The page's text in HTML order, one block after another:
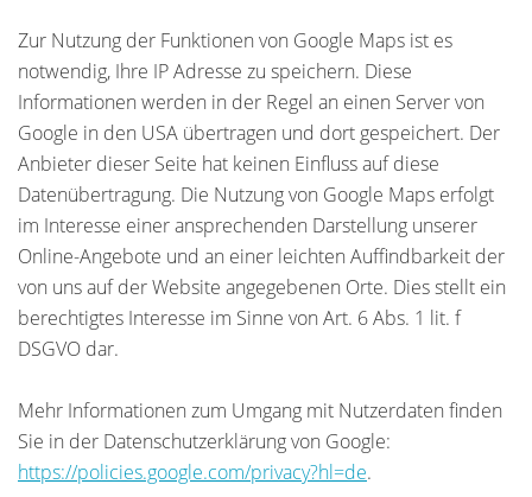
Zur Nutzung der Funktionen von Google Maps ist es
notwendig, Ihre IP Adresse zu speichern. Diese
Informationen werden in der Regel an einen Server von
Google in den USA übertragen und dort gespeichert. Der
Anbieter dieser Seite hat keinen Einfluss auf diese
Datenübertragung. Die Nutzung von Google Maps erfolgt
im Interesse einer ansprechenden Darstellung unserer
Online-Angebote und an einer leichten Auffindbarkeit der
von uns auf der Website angegebenen Orte. Dies stellt ein
berechtigtes Interesse im Sinne von Art. 6 Abs. 1 lit. f
DSGVO dar.
Mehr Informationen zum Umgang mit Nutzerdaten finden
Sie in der Datenschutzerklärung von Google:
https://policies.google.com/privacy?hl=de.